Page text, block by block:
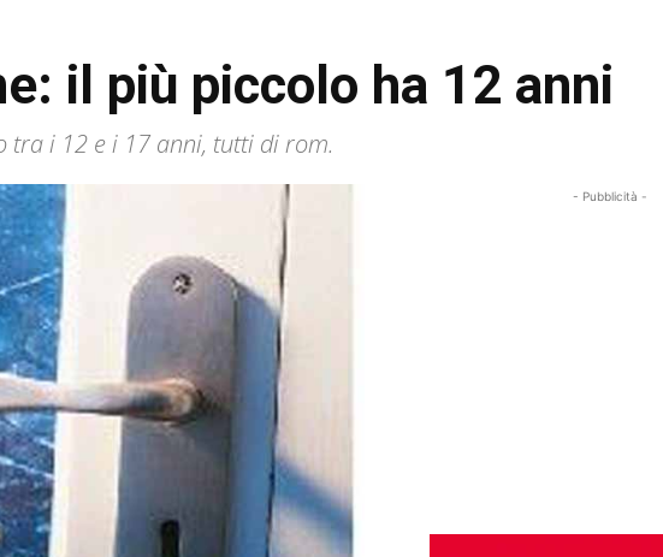
il più piccolo ha 12 anni
tra i 12 e i 17 anni, tutti di rom.
- Pubblicità -